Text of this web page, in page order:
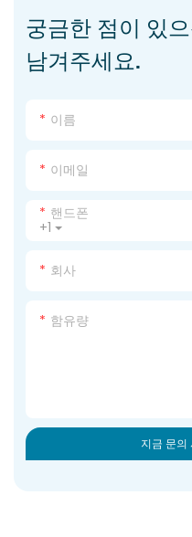
궁금한 점이 있
남겨주세요.
이름
이메일
+1
핸드폰
회사
함유량
지금 문의